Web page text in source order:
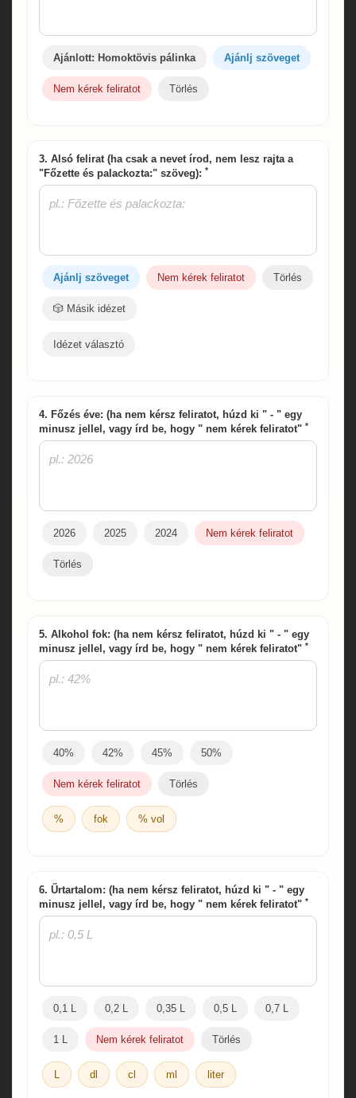
Ajánlott: Homoktövis pálinka Ajánlj szöveget
Nem kérek feliratot Törlés
3. Alsó felirat (ha csak a nevet írod, nem lesz rajta a
"Főzette és palackozta:" szöveg): *
Ajánlj szöveget Nem kérek feliratot Törlés
🎲 Másik idézet
Idézet választó
4. Főzés éve: (ha nem kérsz feliratot, húzd ki " - " egy
minusz jellel, vagy írd be, hogy " nem kérek feliratot" *
2026 2025 2024 Nem kérek feliratot
Törlés
5. Alkohol fok: (ha nem kérsz feliratot, húzd ki " - " egy
minusz jellel, vagy írd be, hogy " nem kérek feliratot" *
40% 42% 45% 50%
Nem kérek feliratot Törlés
% fok % vol
6. Űrtartalom: (ha nem kérsz feliratot, húzd ki " - " egy
minusz jellel, vagy írd be, hogy " nem kérek feliratot" *
0,1 L 0,2 L 0,35 L 0,5 L 0,7 L
1 L Nem kérek feliratot Törlés
L dl cl ml liter